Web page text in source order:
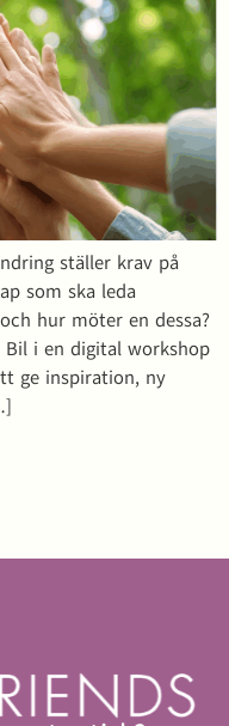
ställer krav på
som ska leda
hur möter en dessa?
Bil i en digital workshop
ge inspiration, ny